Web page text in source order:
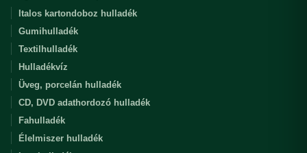
Italos kartondoboz hulladék
Gumihulladék
Textilhulladék
Hulladékvíz
Üveg, porcelán hulladék
CD, DVD adathordozó hulladék
Fahulladék
Élelmiszer hulladék